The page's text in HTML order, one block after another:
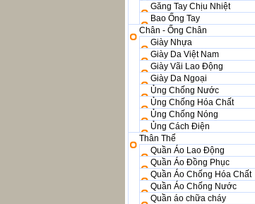
Găng Tay Chịu Nhiệt
Bao Ống Tay
Chân - Ống Chân
Giày Nhựa
Giày Da Việt Nam
Giày Vãi Lao Động
Giày Da Ngoại
Ủng Chống Nước
Ủng Chống Hóa Chất
Ủng Chống Nóng
Ủng Cách Điện
Thân Thể
Quần Áo Lao Động
Quần Áo Đồng Phục
Quần Áo Chống Hóa Chất
Quần Áo Chống Nước
Quần áo chữa cháy